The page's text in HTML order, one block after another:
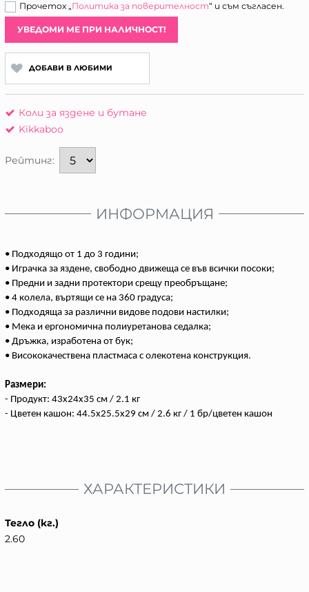
Прочетох „Политика за поверителност“ и съм съгласен.
УВЕДОМИ МЕ ПРИ НАЛИЧНОСТ!
ДОБАВИ В ЛЮБИМИ
Коли за яздене и бутане
Kikkaboo
Рейтинг:
ИНФОРМАЦИЯ
• Подходящо от 1 до 3 години;
• Играчка за яздене, свободно движеща се във всички посоки;
• Предни и задни протектори срещу преобръщане;
• 4 колела, въртящи се на 360 градуса;
• Подходяща за различни видове подови настилки;
• Мека и ергономична полиуретанова седалка;
• Дръжка, изработена от бук;
• Висококачествена пластмаса с олекотена конструкция.
Размери:
- Продукт: 43x24x35 см / 2.1 кг
- Цветен кашон: 44.5x25.5x29 см / 2.6 кг / 1 бр/цветен кашон
ХАРАКТЕРИСТИКИ
Тегло (кг.)
2.60